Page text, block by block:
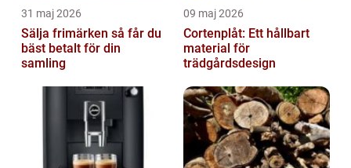
31 maj 2026
Sälja frimärken så får du
bäst betalt för din
samling
09 maj 2026
Cortenplåt: Ett hållbart
material för
trädgårdsdesign